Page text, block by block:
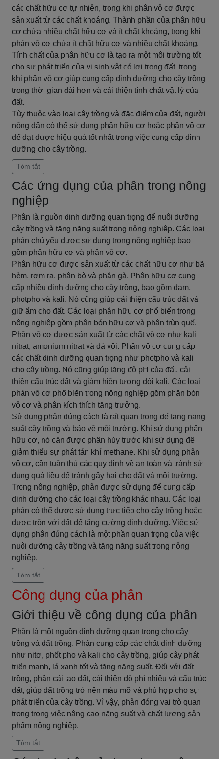
các chất hữu cơ tự nhiên, trong khi phân vô cơ được
sản xuất từ các chất khoáng. Thành phần của phân hữu
cơ chứa nhiều chất hữu cơ và ít chất khoáng, trong khi
phân vô cơ chứa ít chất hữu cơ và nhiều chất khoáng.
Tính chất của phân hữu cơ là tạo ra một môi trường tốt
cho sự phát triển của vi sinh vật có lợi trong đất, trong
khi phân vô cơ giúp cung cấp dinh dưỡng cho cây trồng
trong thời gian dài hơn và cải thiện tính chất vật lý của
đất.
Tùy thuộc vào loại cây trồng và đặc điểm của đất, người
nông dân có thể sử dụng phân hữu cơ hoặc phân vô cơ
để đạt được hiệu quả tốt nhất trong việc cung cấp dinh
dưỡng cho cây trồng.
Tóm tắt
Các ứng dụng của phân trong nông
nghiệp
Phân là nguồn dinh dưỡng quan trọng để nuôi dưỡng
cây trồng và tăng năng suất trong nông nghiệp. Các loại
phân chủ yếu được sử dụng trong nông nghiệp bao
gồm phân hữu cơ và phân vô cơ.
Phân hữu cơ được sản xuất từ các chất hữu cơ như bã
hèm, rơm rạ, phân bò và phân gà. Phân hữu cơ cung
cấp nhiều dinh dưỡng cho cây trồng, bao gồm đạm,
photpho và kali. Nó cũng giúp cải thiện cấu trúc đất và
giữ ẩm cho đất. Các loại phân hữu cơ phổ biến trong
nông nghiệp gồm phân bón hữu cơ và phân trùn quế.
Phân vô cơ được sản xuất từ các chất vô cơ như kali
nitrat, amonium nitrat và đá vôi. Phân vô cơ cung cấp
các chất dinh dưỡng quan trọng như photpho và kali
cho cây trồng. Nó cũng giúp tăng độ pH của đất, cải
thiện cấu trúc đất và giảm hiện tượng đói kali. Các loại
phân vô cơ phổ biến trong nông nghiệp gồm phân bón
vô cơ và phân kích thích tăng trưởng.
Sử dụng phân đúng cách là rất quan trọng để tăng năng
suất cây trồng và bảo vệ môi trường. Khi sử dụng phân
hữu cơ, nó cần được phân hủy trước khi sử dụng để
giảm thiểu sự phát tán khí methane. Khi sử dụng phân
vô cơ, cần tuân thủ các quy định về an toàn và tránh sử
dụng quá liều để tránh gây hại cho đất và môi trường.
Trong nông nghiệp, phân được sử dụng để cung cấp
dinh dưỡng cho các loại cây trồng khác nhau. Các loại
phân có thể được sử dụng trực tiếp cho cây trồng hoặc
được trộn với đất để tăng cường dinh dưỡng. Việc sử
dụng phân đúng cách là một phần quan trọng của việc
nuôi dưỡng cây trồng và tăng năng suất trong nông
nghiệp.
Tóm tắt
Công dụng của phân
Giới thiệu về công dụng của phân
Phân là một nguồn dinh dưỡng quan trọng cho cây
trồng và đất trồng. Phân cung cấp các chất dinh dưỡng
như nitơ, phốt pho và kali cho cây trồng, giúp cây phát
triển mạnh, lá xanh tốt và tăng năng suất. Đối với đất
trồng, phân cải tạo đất, cải thiện độ phì nhiêu và cấu trúc
đất, giúp đất trồng trở nên màu mỡ và phù hợp cho sự
phát triển của cây trồng. Vì vậy, phân đóng vai trò quan
trọng trong việc nâng cao năng suất và chất lượng sản
phẩm nông nghiệp.
Tóm tắt